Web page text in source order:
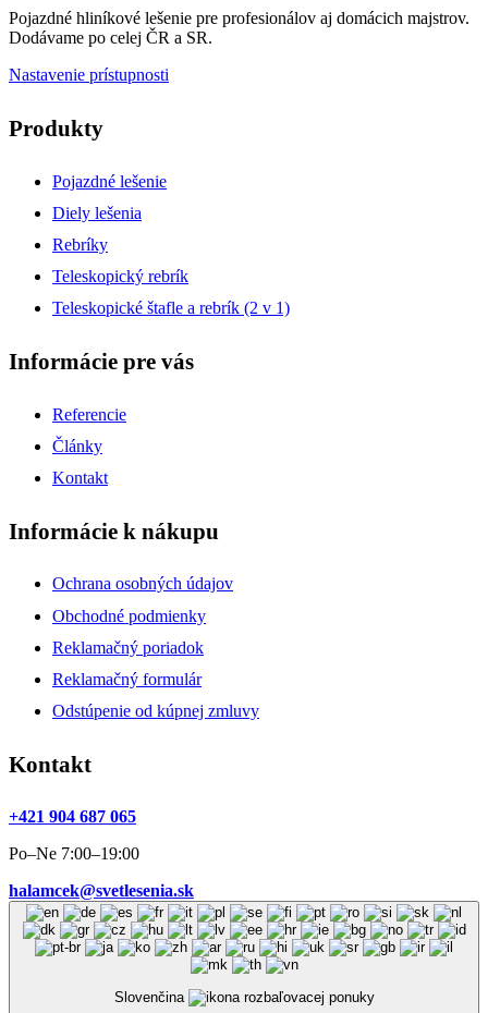
Pojazdné hliníkové lešenie pre profesionálov aj domácich majstrov.
Dodávame po celej ČR a SR.
Nastavenie prístupnosti
Produkty
Pojazdné lešenie
Diely lešenia
Rebríky
Teleskopický rebrík
Teleskopické štafle a rebrík (2 v 1)
Informácie pre vás
Referencie
Články
Kontakt
Informácie k nákupu
Ochrana osobných údajov
Obchodné podmienky
Reklamačný poriadok
Reklamačný formulár
Odstúpenie od kúpnej zmluvy
Kontakt
+421 904 687 065
Po–Ne 7:00–19:00
halamcek@svetlesenia.sk
Slovenčina